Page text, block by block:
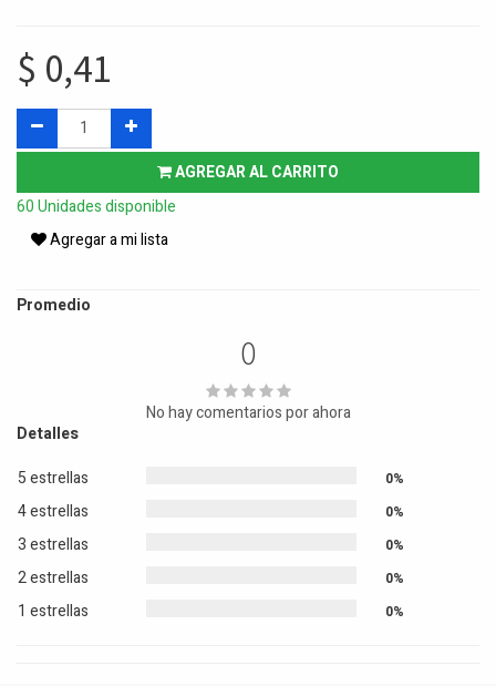
$ 0,41
AGREGAR AL CARRITO
60 Unidades disponible
Agregar a mi lista
Promedio
0
No hay comentarios por ahora
Detalles
5 estrellas
0%
4 estrellas 0%
3 estrellas 0%
2 estrellas 0%
1 estrellas 0%